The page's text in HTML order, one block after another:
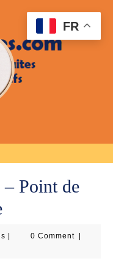
Point de
GrillesGratuites
0 Comment
FR